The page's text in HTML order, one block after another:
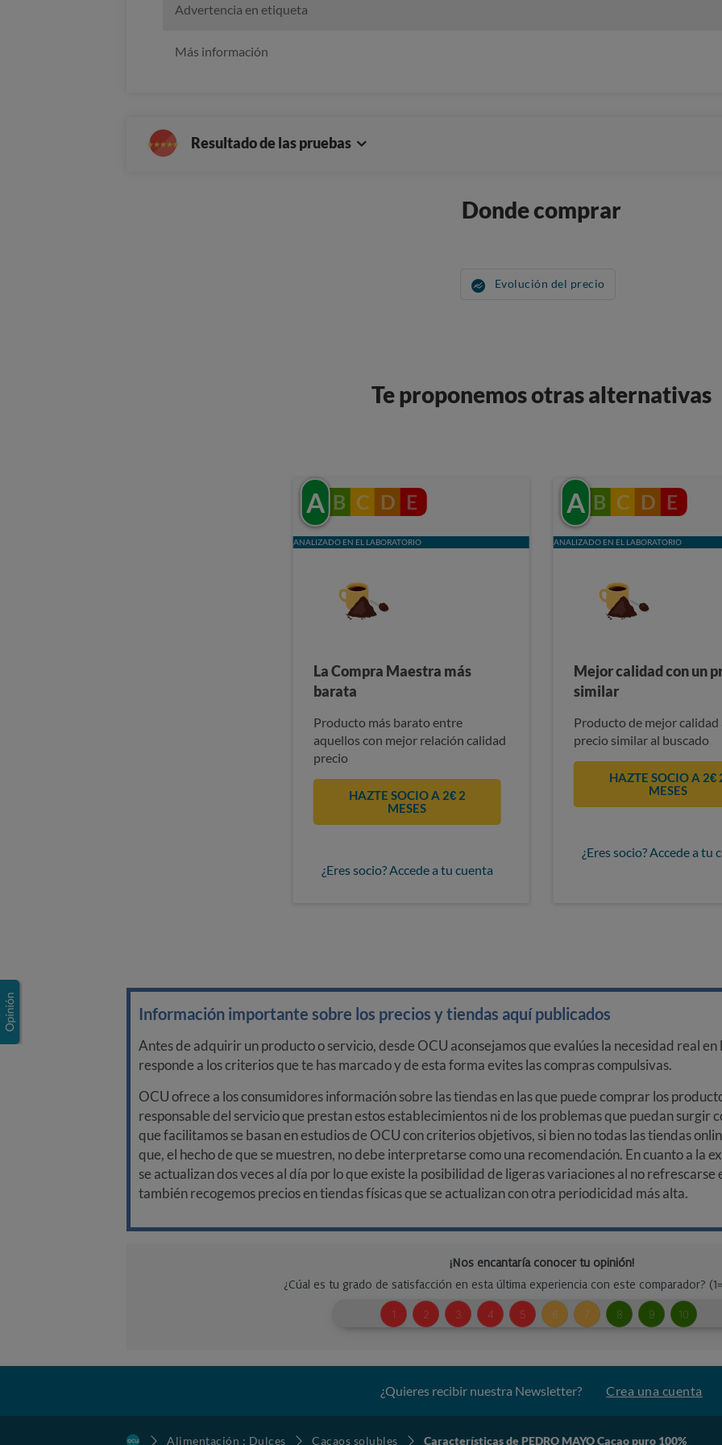
Advertencia en etiqueta
Más información
Resultado de las pruebas
Donde comprar
Evolución del precio
Te proponemos otras alternativas
A B C D E
ANALIZADO EN EL LABORATORIO
La Compra Maestra más
barata
Producto más barato entre
aquellos con mejor relación calidad
precio
HAZTE SOCIO A 2€ 2
MESES
¿Eres socio? Accede a tu cuenta
A B C D E
ANALIZADO EN EL LABORATORIO
Mejor calidad con un
similar
Producto de mejor calidad
precio similar al buscado
HAZTE SOCIO A 2€
MESES
¿Eres socio? Accede a tu
Información importante sobre los precios y tiendas aquí publicados
Antes de adquirir un producto o servicio, desde OCU aconsejamos que evalúes la necesidad real
responde a los criterios que te has marcado y de esta forma evites las compras compulsivas.
OCU ofrece a los consumidores información sobre las tiendas en las que puede comprar los
responsable del servicio que prestan estos establecimientos ni de los problemas que puedan surgir
que facilitamos se basan en estudios de OCU con criterios objetivos, si bien no todas las tiendas
que, el hecho de que se muestren, no debe interpretarse como una recomendación. En cuanto a la
se actualizan dos veces al día por lo que existe la posibilidad de ligeras variaciones al no refrescarse
también recogemos precios en tiendas físicas que se actualizan con otra periodicidad más alta.
¿Quieres recibir nuestra Newsletter? Crea una cuenta
Alimentación : Dulces Cacaos solubles Características de PEDRO MAYO Cacao puro 100%